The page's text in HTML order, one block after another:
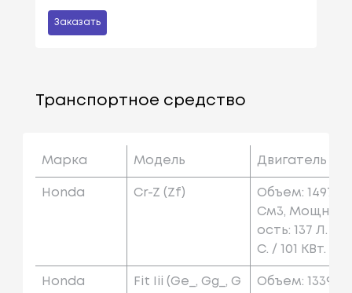
Заказать
Транспортное средство
Марка Модель Двигатель
Honda Cr-Z (zf)
Объем: 1497
См3, Мощн
Ость: 137 Л.
С. / 101 КВт.
Honda
Fit Iii (ge_, Gg_, G
Объем: 1339